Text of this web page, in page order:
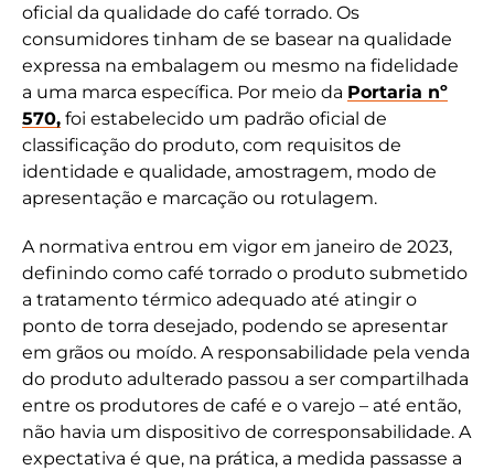
oficial da qualidade do café torrado. Os
consumidores tinham de se basear na qualidade
expressa na embalagem ou mesmo na fidelidade
a uma marca específica. Por meio da Portaria nº
570, foi estabelecido um padrão oficial de
classificação do produto, com requisitos de
identidade e qualidade, amostragem, modo de
apresentação e marcação ou rotulagem.
A normativa entrou em vigor em janeiro de 2023,
definindo como café torrado o produto submetido
a tratamento térmico adequado até atingir o
ponto de torra desejado, podendo se apresentar
em grãos ou moído. A responsabilidade pela venda
do produto adulterado passou a ser compartilhada
entre os produtores de café e o varejo – até então,
não havia um dispositivo de corresponsabilidade. A
expectativa é que, na prática, a medida passasse a